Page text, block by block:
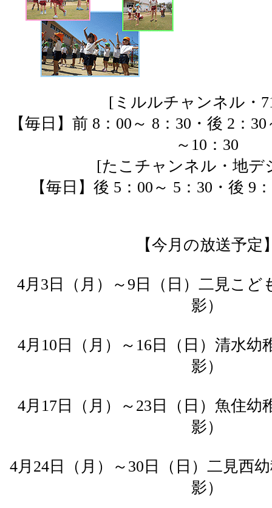
[ミルルチャンネル・
【毎日】前 8：00～ 8：30・後 2：
～10：30
[たこチャンネル・地デ
【毎日】後 5：00～ 5：30・後 9
【今月の放送予定
4月3日（月）～9日（日）二見こど
影）
4月10日（月）～16日（日）清水幼
影）
4月17日（月）～23日（日）魚住幼
影）
4月24日（月）～30日（日）二見西
影）